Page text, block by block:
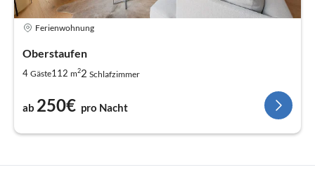
Ferienwohnung
Oberstaufen
4 Gäste112 m22 Schlafzimmer
ab 250€ pro Nacht